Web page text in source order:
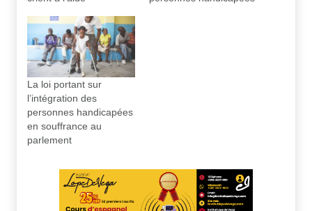
La loi portant sur
l’intégration des
personnes handicapées
en souffrance au
parlement